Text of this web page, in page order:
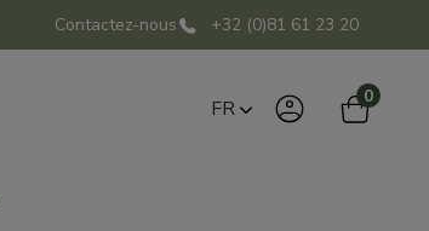
Contactez-nous +32 (0)81 61 23 20
FR 0